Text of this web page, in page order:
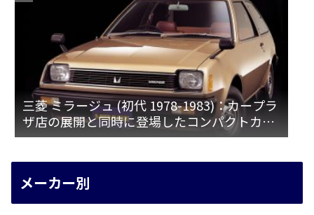
三菱 ミラージュ (初代 1978-1983)：カープラ
ザ店の展開と同時に登場したコンパクトカー
[A15♯]
メーカー別